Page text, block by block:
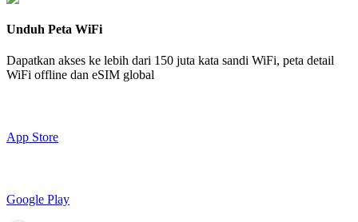
Unduh Peta WiFi
Dapatkan akses ke lebih dari 150 juta kata sandi WiFi, peta detail
WiFi offline dan eSIM global
App Store
Google Play